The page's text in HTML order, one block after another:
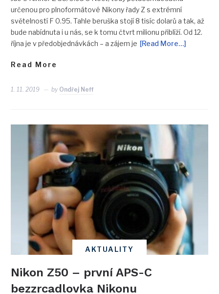
určenou pro plnoformátové Nikony řady Z s extrémní
světelností F 0.95. Tahle beruška stojí 8 tisíc dolarů a tak, až
bude nabídnuta i u nás, se k tomu čtvrt milionu přiblíží. Od 12.
října je v předobjednávkách – a zájem je [Read More…]
Read More
1. 11. 2019 by Ondřej Neff
AKTUALITY
Nikon Z50 – první APS-C
bezzrcadlovka Nikonu